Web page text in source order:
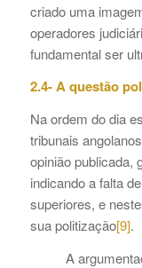
criado uma
operadores
fundamental ser
2.4- A questão
Na ordem do dia
tribunais
opinião publicada,
indicando a falta
superiores, e
sua politização[9].
A